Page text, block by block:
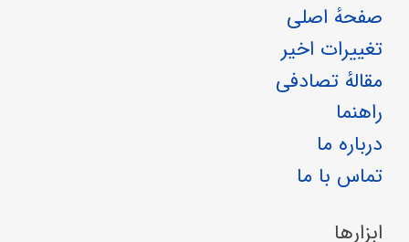
صفحهٔ اصلی
تغییرات اخیر
مقالهٔ تصادفی
راهنما
درباره ما
تماس با ما
ابزارها